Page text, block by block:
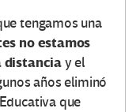
tengamos una
no estamos
distanciay el
años eliminó
que